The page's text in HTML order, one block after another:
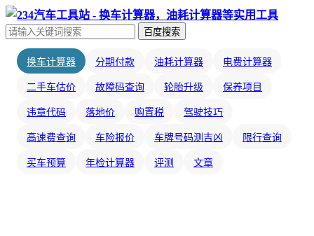
百度搜索
换车计算器 分期付款 油耗计算器 电费计算器
二手车估价 故障码查询 轮胎升级 保养项目
违章代码 落地价 购置税 驾驶技巧
高速费查询 车险报价 车牌号码测吉凶 限行查询
买车预算 年检计算器 评测 文章